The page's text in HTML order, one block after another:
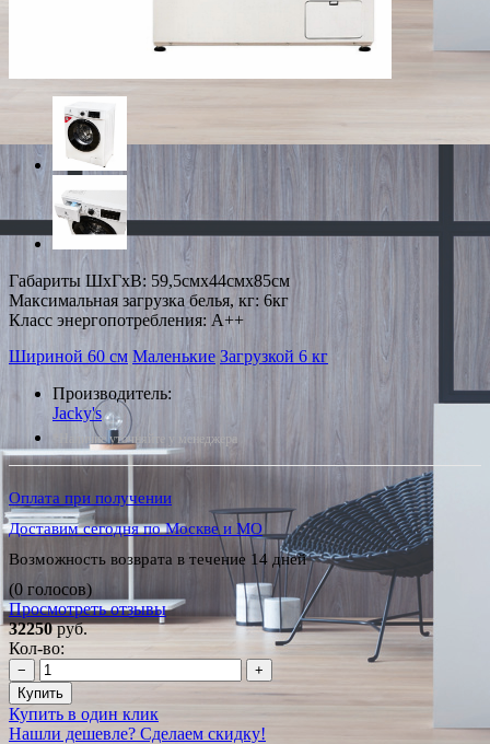
Габариты ШxГxВ: 59,5смx44смx85см
Максимальная загрузка белья, кг: 6кг
Класс энергопотребления: A++
Шириной 60 см Маленькие Загрузкой 6 кг
Производитель:
Jacky's
*Наличие уточняйте у менеджера
Оплата при получении
Доставим сегодня по Москве и МО
Возможность возврата в течение 14 дней
(0 голосов)
Просмотреть отзывы
32250руб.
Кол-во:
−
+
Купить
Купить в один клик
Нашли дешевле? Сделаем скидку!